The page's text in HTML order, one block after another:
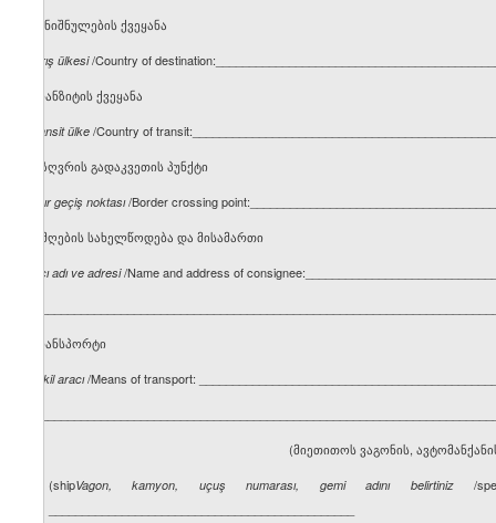
დანიშნულების ქვეყანა
Varış ülkesi/Country of
ტრანზიტის ქვეყანა
Transit ülke /Country of
საზღვრის გადაკვეთის პუნქტი
Sınır geçiş noktası/Border crossing
მიმღების სახელწოდება და მისამართი
Alıcı adı ve adresi/Name and address of
ტრანსპორტი
Nakil aracı/Means of transport:
(მიეთითოს ვაგონის,
(shipVagon, kamyon, uçuş numarası, gemi adını belirtiniz/